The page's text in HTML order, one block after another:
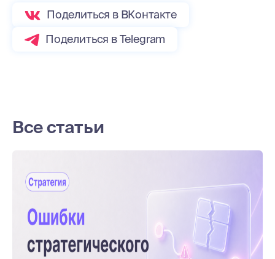
Поделиться в ВКонтакте
Поделиться в Telegram
Все статьи